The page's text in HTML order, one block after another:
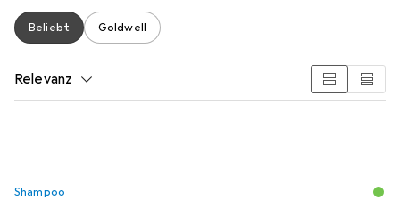
Beliebt Goldwell
Relevanz
Shampoo